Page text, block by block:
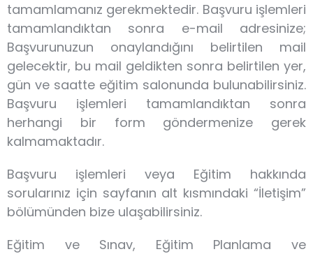
tamamlamanız gerekmektedir. Başvuru işlemleri
tamamlandıktan sonra e-mail adresinize;
Başvurunuzun onaylandığını belirtilen mail
gelecektir, bu mail geldikten sonra belirtilen yer,
gün ve saatte eğitim salonunda bulunabilirsiniz.
Başvuru işlemleri tamamlandıktan sonra
herhangi bir form göndermenize gerek
kalmamaktadır.
Başvuru işlemleri veya Eğitim hakkında
sorularınız için sayfanın alt kısmındaki “İletişim”
bölümünden bize ulaşabilirsiniz.
Eğitim ve Sınav, Eğitim Planlama ve